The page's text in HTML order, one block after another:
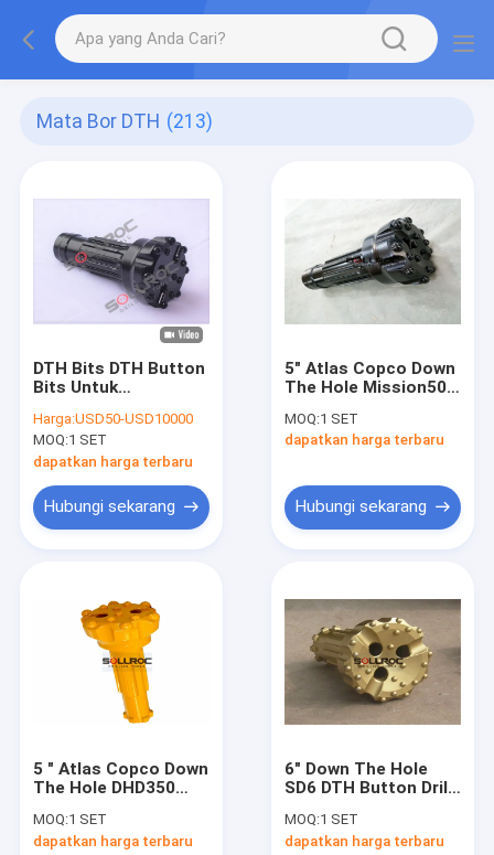
Mata Bor DTH (213)
DTH Bits DTH Button
Bits Untuk
Air / Pengeboran
Batu
Harga:USD50-USD10000
MOQ:1 SET
dapatkan harga terbaru
Hubungi sekarang
5" Atlas Copco Down
The Hole Mission50
Bits Untuk
Pengeboran Air Well
MOQ:1 SET
dapatkan harga terbaru
Hubungi sekarang
5 " Atlas Copco Down
The Hole DHD350
Pengeboran Air
MOQ:1 SET
dapatkan harga terbaru
6" Down The Hole
SD6 DTH Button Drill
Pengeboran Blasting
Rock
MOQ:1 SET
dapatkan harga terbaru